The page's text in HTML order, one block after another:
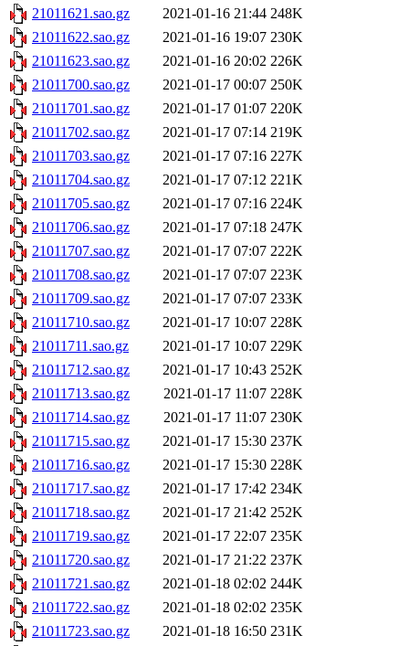
21011621.sao.gz
2021-01-16 21:44 248K
21011622.sao.gz
2021-01-16 19:07 230K
21011623.sao.gz
2021-01-16 20:02 226K
21011700.sao.gz
2021-01-17 00:07 250K
21011701.sao.gz
2021-01-17 01:07 220K
21011702.sao.gz
2021-01-17 07:14 219K
21011703.sao.gz
2021-01-17 07:16 227K
21011704.sao.gz
2021-01-17 07:12 221K
21011705.sao.gz
2021-01-17 07:16 224K
21011706.sao.gz
2021-01-17 07:18 247K
21011707.sao.gz
2021-01-17 07:07 222K
21011708.sao.gz
2021-01-17 07:07 223K
21011709.sao.gz
2021-01-17 07:07 233K
21011710.sao.gz
2021-01-17 10:07 228K
21011711.sao.gz
2021-01-17 10:07 229K
21011712.sao.gz
2021-01-17 10:43 252K
21011713.sao.gz
2021-01-17 11:07 228K
21011714.sao.gz
2021-01-17 11:07 230K
21011715.sao.gz
2021-01-17 15:30 237K
21011716.sao.gz
2021-01-17 15:30 228K
21011717.sao.gz
2021-01-17 17:42 234K
21011718.sao.gz
2021-01-17 21:42 252K
21011719.sao.gz
2021-01-17 22:07 235K
21011720.sao.gz
2021-01-17 21:22 237K
21011721.sao.gz
2021-01-18 02:02 244K
21011722.sao.gz
2021-01-18 02:02 235K
21011723.sao.gz
2021-01-18 16:50 231K